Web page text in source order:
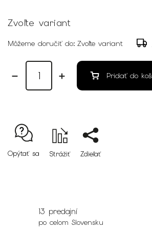
Zvoľte variant
Môžeme doručiť do: Zvoľte variant
Pridať do
Opýtať sa Strážiť Zdieľať
13 predajní
po celom Slovensku